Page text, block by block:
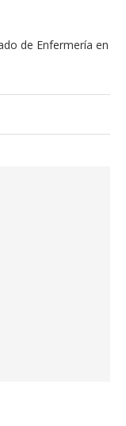
de Enfermería en